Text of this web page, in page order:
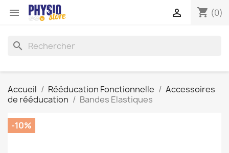
 shopping_cart (0)

search
Accueil Rééducation Fonctionnelle
Accessoires
de rééducation
Bandes Elastiques
-10%